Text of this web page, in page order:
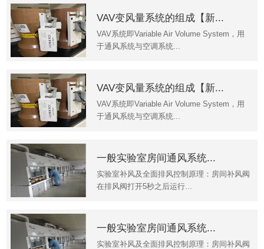
VAV变风量系统的组成【新...
VAV系统即Variable Air Volume System，用
于通风系统与空调系统...
VAV变风量系统的组成【新...
VAV系统即Variable Air Volume System，用
于通风系统与空调系统...
一般实验室房间通风系统...
实验室补风及全面排风控制原理：房间补风阀
在排风阀打开5秒之后运行...
一般实验室房间通风系统...
实验室补风及全面排风控制原理：房间补风阀